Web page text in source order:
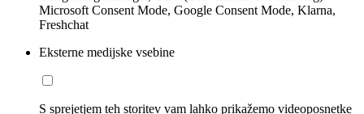
Microsoft Consent Mode, Google Consent Mode, Klarna,
Freshchat
Eksterne medijske vsebine
S sprejetjem teh storitev vam lahko prikažemo videoposnetke